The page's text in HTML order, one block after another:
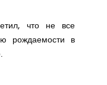
что не все
рождаемости в